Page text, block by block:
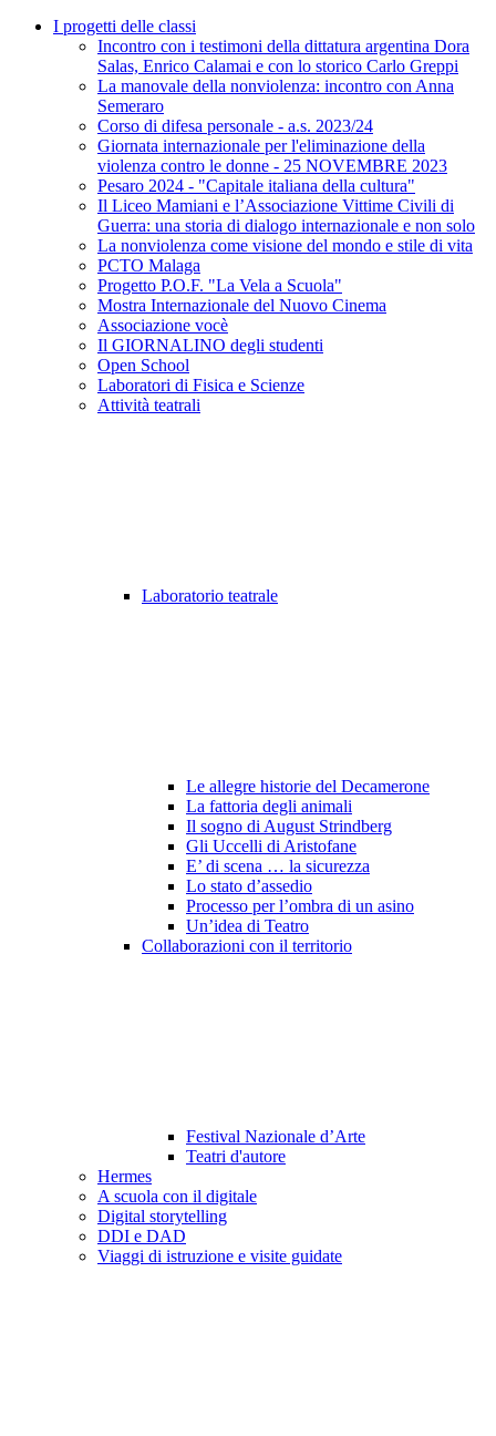
I progetti delle classi
Incontro con i testimoni della dittatura argentina Dora
Salas, Enrico Calamai e con lo storico Carlo Greppi
La manovale della nonviolenza: incontro con Anna
Semeraro
Corso di difesa personale - a.s. 2023/24
Giornata internazionale per l'eliminazione della
violenza contro le donne - 25 NOVEMBRE 2023
Pesaro 2024 - "Capitale italiana della cultura"
Il Liceo Mamiani e l’Associazione Vittime Civili di
Guerra: una storia di dialogo internazionale e non solo
La nonviolenza come visione del mondo e stile di vita
PCTO Malaga
Progetto P.O.F. "La Vela a Scuola"
Mostra Internazionale del Nuovo Cinema
Associazione vocè
Il GIORNALINO degli studenti
Open School
Laboratori di Fisica e Scienze
Attività teatrali
Laboratorio teatrale
Le allegre historie del Decamerone
La fattoria degli animali
Il sogno di August Strindberg
Gli Uccelli di Aristofane
E’ di scena … la sicurezza
Lo stato d’assedio
Processo per l’ombra di un asino
Un’idea di Teatro
Collaborazioni con il territorio
Festival Nazionale d’Arte
Teatri d'autore
Hermes
A scuola con il digitale
Digital storytelling
DDI e DAD
Viaggi di istruzione e visite guidate